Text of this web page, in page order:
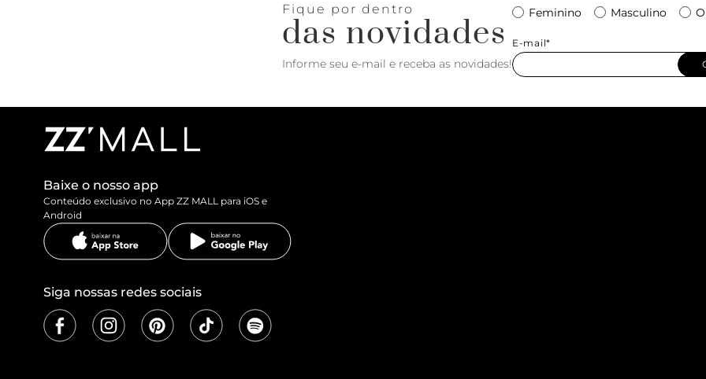
Fique por dentro
das novidades
Informe seu e-mail e receba as novidades!
Feminino Masculino
E-mail*
Baixe o nosso app
Conteúdo exclusivo no App ZZ MALL para iOS e
Android
Siga nossas redes sociais